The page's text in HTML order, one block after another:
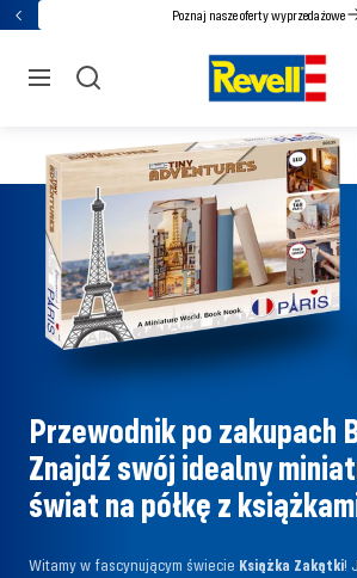
Przejdź
Powrót Poznaj nasze oferty wyprzedażowe
nawigacja
Revell
Przewodnik po zakupach
Znajdź swój idealny
świat na półkę z
Witamy w fascynującym świecie Książka Zakątki!